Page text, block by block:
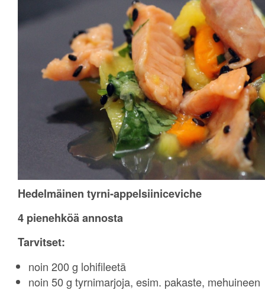
Hedelmäinen tyrni-appelsiiniceviche
4 pienehköä annosta
Tarvitset:
noin 200 g lohifileetä
noin 50 g tyrnimarjoja, esim. pakaste, mehuineen